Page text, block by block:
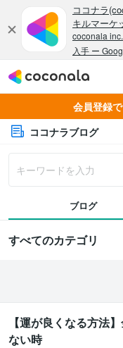
会員登録
ココナラブログ
ブログ
すべてのカテゴリ
【運が良くなる方法
ない時